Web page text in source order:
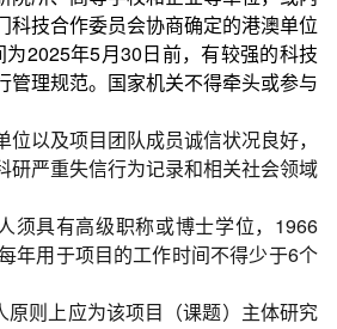
科技合作委员会协商确定的港澳单位
为2025年5月30日前，有较强的科技
管理规范。国家机关不得牵头或参与
以及项目团队成员诚信状况良好，
研严重失信行为记录和相关社会领域
须具有高级职称或博士学位，1966
年用于项目的工作时间不得少于6个
原则上应为该项目（课题）主体研究